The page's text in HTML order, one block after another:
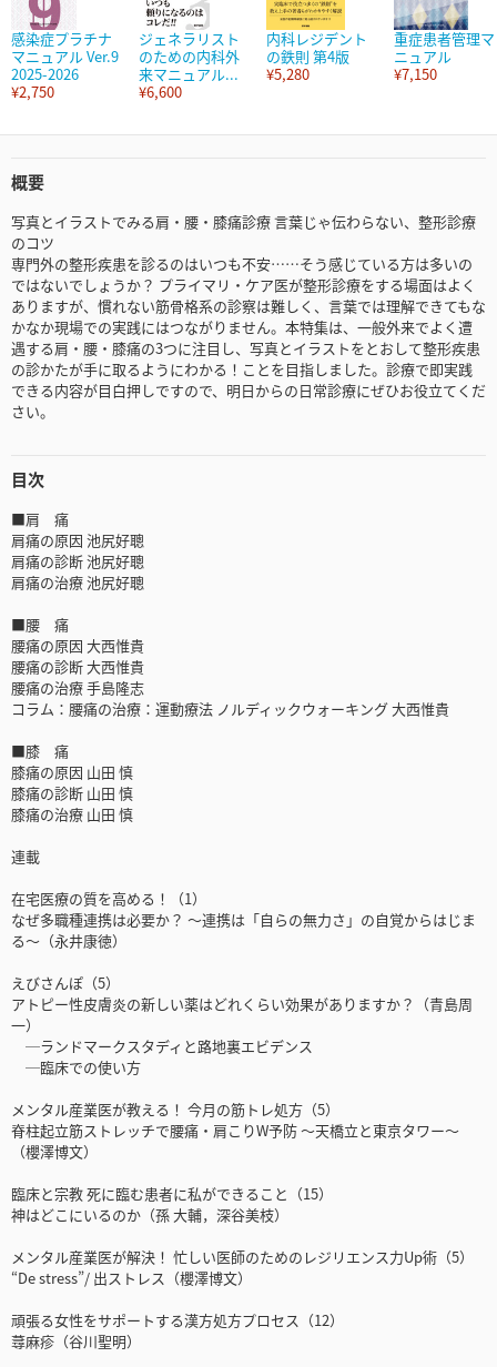
感染症プラチナ
マニュアル Ver.9
2025-2026
¥2,750
ジェネラリスト
のための内科外
来マニュアル...
¥6,600
内科レジデント
の鉄則 第4版
¥5,280
重症患者管理マ
ニュアル
¥7,150
概要
写真とイラストでみる肩・腰・膝痛診療 言葉じゃ伝わらない、整形診療
のコツ
専門外の整形疾患を診るのはいつも不安……そう感じている方は多いの
ではないでしょうか？ プライマリ・ケア医が整形診療をする場面はよく
ありますが、慣れない筋骨格系の診察は難しく、言葉では理解できてもな
かなか現場での実践にはつながりません。本特集は、一般外来でよく遭
遇する肩・腰・膝痛の3つに注目し、写真とイラストをとおして整形疾患
の診かたが手に取るようにわかる！ことを目指しました。診療で即実践
できる内容が目白押しですので、明日からの日常診療にぜひお役立てくだ
さい。
目次
■肩 痛
肩痛の原因 池尻好聰
肩痛の診断 池尻好聰
肩痛の治療 池尻好聰
■腰 痛
腰痛の原因 大西惟貴
腰痛の診断 大西惟貴
腰痛の治療 手島隆志
コラム：腰痛の治療：運動療法 ノルディックウォーキング 大西惟貴
■膝 痛
膝痛の原因 山田 慎
膝痛の診断 山田 慎
膝痛の治療 山田 慎
連載
在宅医療の質を高める！（1）
なぜ多職種連携は必要か？ ～連携は「自らの無力さ」の自覚からはじま
る～（永井康徳）
えびさんぽ（5）
アトピー性皮膚炎の新しい薬はどれくらい効果がありますか？（青島周
一）
─ランドマークスタディと路地裏エビデンス
─臨床での使い方
メンタル産業医が教える！ 今月の筋トレ処方（5）
脊柱起立筋ストレッチで腰痛・肩こりW予防 ～天橋立と東京タワー～
（櫻澤博文）
臨床と宗教 死に臨む患者に私ができること（15）
神はどこにいるのか（孫 大輔，深谷美枝）
メンタル産業医が解決！ 忙しい医師のためのレジリエンス力Up術（5）
“De stress”/ 出ストレス（櫻澤博文）
頑張る女性をサポートする漢方処方プロセス（12）
蕁麻疹（谷川聖明）